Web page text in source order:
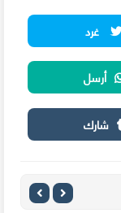
غرد
أرسل
شارك